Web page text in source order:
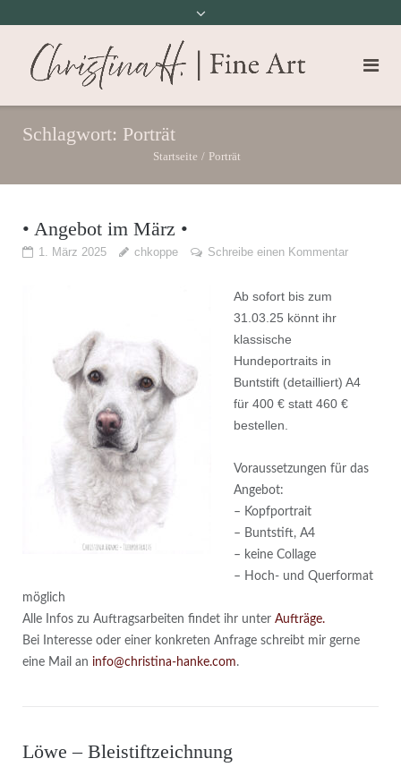
Schlagwort: Porträt
Startseite / Porträt
• Angebot im März •
1. März 2025 chkoppe Schreibe einen Kommentar
Ab sofort bis zum
31.03.25 könnt ihr
klassische
Hundeportraits in
Buntstift (detailliert) A4
für 400 € statt 460 €
bestellen.
Voraussetzungen für das
Angebot:
– Kopfportrait
– Buntstift, A4
– keine Collage
– Hoch- und Querformat
möglich
Alle Infos zu Auftragsarbeiten findet ihr unter Aufträge.
Bei Interesse oder einer konkreten Anfrage schreibt mir gerne
eine Mail an info@christina-hanke.com.
Löwe – Bleistiftzeichnung